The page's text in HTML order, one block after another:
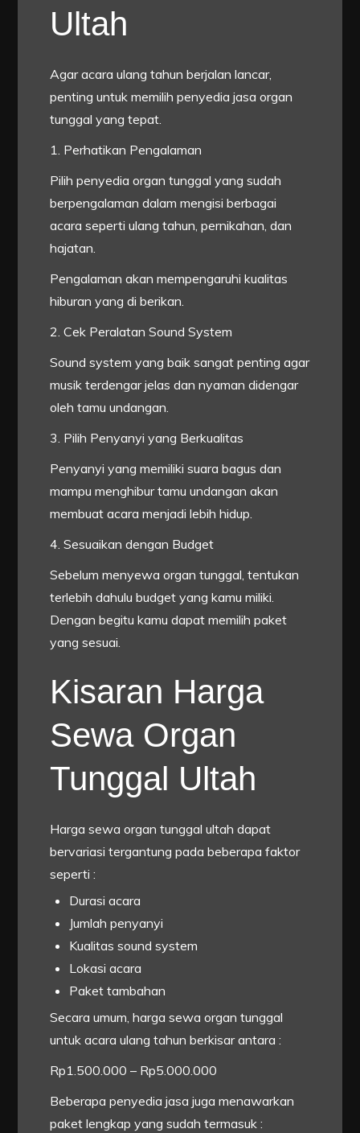
Ultah
Agar acara ulang tahun berjalan lancar,
penting untuk memilih penyedia jasa organ
tunggal yang tepat.
1. Perhatikan Pengalaman
Pilih penyedia organ tunggal yang sudah
berpengalaman dalam mengisi berbagai
acara seperti ulang tahun, pernikahan, dan
hajatan.
Pengalaman akan mempengaruhi kualitas
hiburan yang di berikan.
2. Cek Peralatan Sound System
Sound system yang baik sangat penting agar
musik terdengar jelas dan nyaman didengar
oleh tamu undangan.
3. Pilih Penyanyi yang Berkualitas
Penyanyi yang memiliki suara bagus dan
mampu menghibur tamu undangan akan
membuat acara menjadi lebih hidup.
4. Sesuaikan dengan Budget
Sebelum menyewa organ tunggal, tentukan
terlebih dahulu budget yang kamu miliki.
Dengan begitu kamu dapat memilih paket
yang sesuai.
Kisaran Harga
Sewa Organ
Tunggal Ultah
Harga sewa organ tunggal ultah dapat
bervariasi tergantung pada beberapa faktor
seperti :
Durasi acara
Jumlah penyanyi
Kualitas sound system
Lokasi acara
Paket tambahan
Secara umum, harga sewa organ tunggal
untuk acara ulang tahun berkisar antara :
Rp1.500.000 – Rp5.000.000
Beberapa penyedia jasa juga menawarkan
paket lengkap yang sudah termasuk :